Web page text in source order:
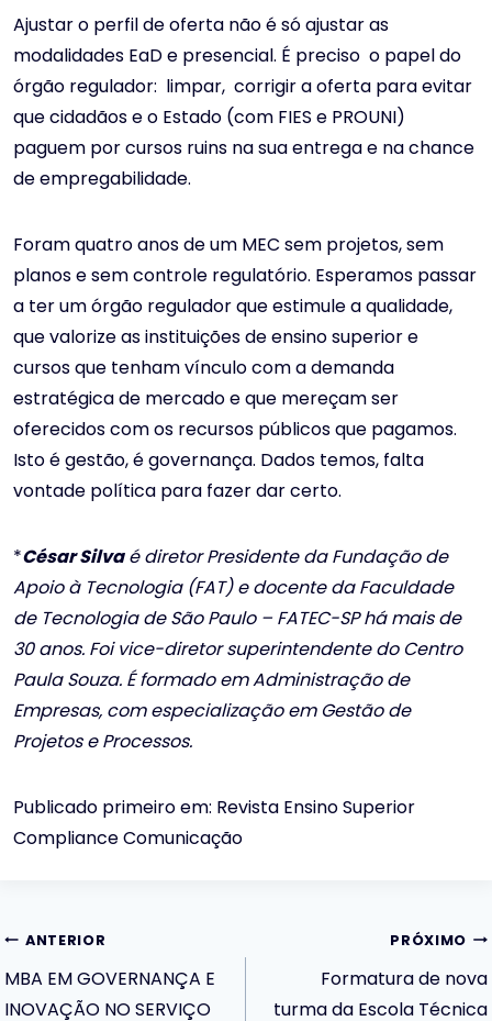
Ajustar o perfil de oferta não é só ajustar as
modalidades EaD e presencial. É preciso o papel do
órgão regulador: limpar, corrigir a oferta para evitar
que cidadãos e o Estado (com FIES e PROUNI)
paguem por cursos ruins na sua entrega e na chance
de empregabilidade.
Foram quatro anos de um MEC sem projetos, sem
planos e sem controle regulatório. Esperamos passar
a ter um órgão regulador que estimule a qualidade,
que valorize as instituições de ensino superior e
cursos que tenham vínculo com a demanda
estratégica de mercado e que mereçam ser
oferecidos com os recursos públicos que pagamos.
Isto é gestão, é governança. Dados temos, falta
vontade política para fazer dar certo.
*César Silvaé diretor Presidente da Fundação de
Apoio à Tecnologia (FAT) e docente da Faculdade
de Tecnologia de São Paulo – FATEC-SP há mais de
30 anos. Foi vice-diretor superintendente do Centro
Paula Souza. É formado em Administração de
Empresas, com especialização em Gestão de
Projetos e Processos.
Publicado primeiro em: Revista Ensino Superior
Compliance Comunicação
Navegação
ANTERIOR
MBA EM GOVERNANÇA E
INOVAÇÃO NO SERVIÇO
PRÓXIMO
Formatura de nova
turma da Escola Técnica